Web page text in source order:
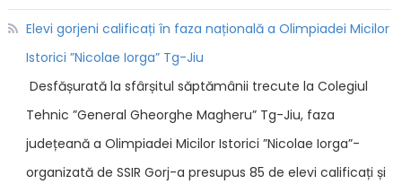
Elevi gorjeni calificați în faza națională a Olimpiadei Micilor
Istorici ”Nicolae Iorga” Tg-Jiu
Desfășurată la sfârșitul săptămânii trecute la Colegiul
Tehnic ”General Gheorghe Magheru” Tg-Jiu, faza
județeană a Olimpiadei Micilor Istorici ”Nicolae Iorga”-
organizată de SSIR Gorj-a presupus 85 de elevi calificați și